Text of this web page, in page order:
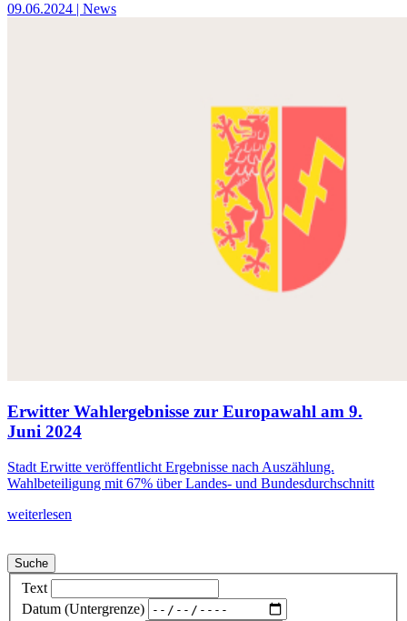
09.06.2024 | News
Erwitter Wahlergebnisse zur Europawahl am 9.
Juni 2024
Stadt Erwitte veröffentlicht Ergebnisse nach Auszählung.
Wahlbeteiligung mit 67% über Landes- und Bundesdurchschnitt
weiterlesen
Suche
Text
Datum (Untergrenze)